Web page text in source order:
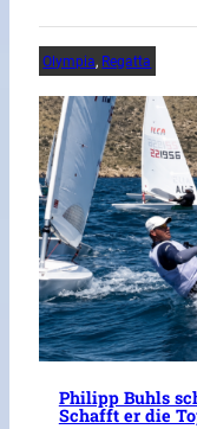
Olympia, Regatta
Philipp Buhls
Schafft er die